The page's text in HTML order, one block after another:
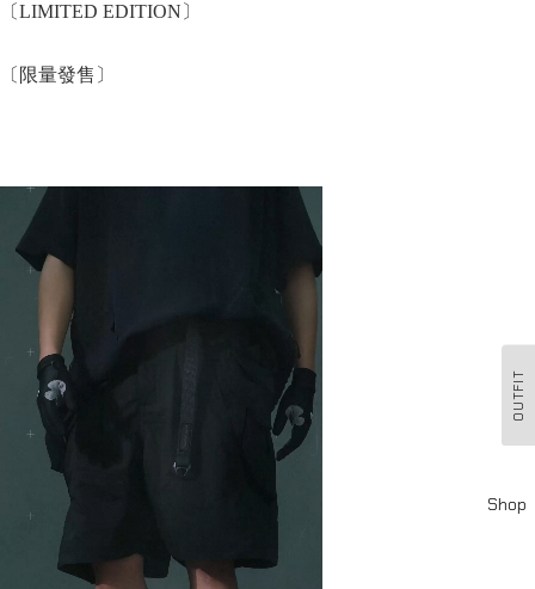
Shop
OUTFIT
〔LIMITED EDITION〕
〔限量發售〕